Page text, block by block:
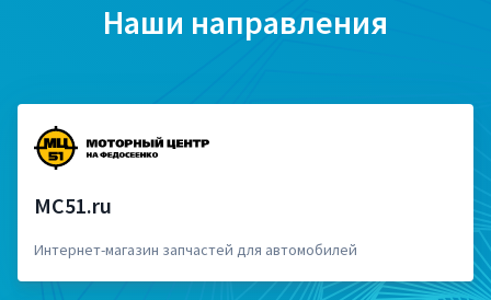
Наши направления
MC51.ru
Интернет-магазин запчастей для автомобилей